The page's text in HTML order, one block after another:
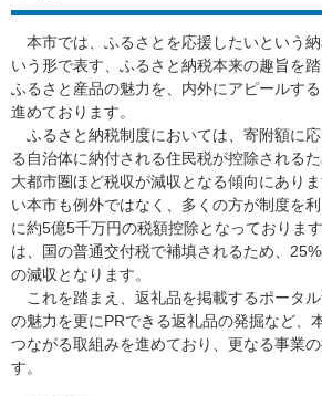
本市では、ふるさとを応援したいという
いう形で表す、ふるさと納税本来の趣旨を
ふるさと産品の魅力を、内外にアピールす
進めております。
ふるさと納税制度においては、寄附額に
る自治体に納付される住民税が控除される
大都市圏ほど税収が減収となる傾向にあり
い本市も例外ではなく、多くの方が制度を
に約5億5千万円の税額控除となっておりま
は、国の普通交付税で補填されるため、
の減収となります。
これを踏まえ、返礼品を掲載するポータ
の魅力を更にPRできる返礼品の発掘など、
つながる取組みを進めており、更なる事業
す。​